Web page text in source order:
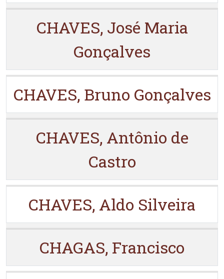
CHAVES, José Maria
Gonçalves
CHAVES, Bruno Gonçalves
CHAVES, Antônio de
Castro
CHAVES, Aldo Silveira
CHAGAS, Francisco